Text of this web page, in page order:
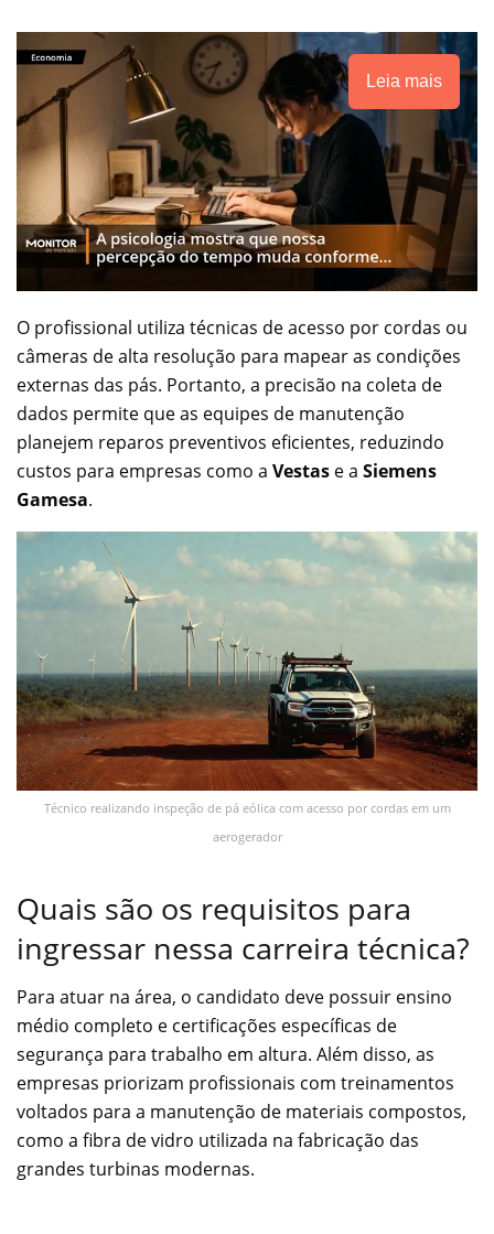
Leia mais
O profissional utiliza técnicas de acesso por cordas ou
câmeras de alta resolução para mapear as condições
externas das pás. Portanto, a precisão na coleta de
dados permite que as equipes de manutenção
planejem reparos preventivos eficientes, reduzindo
custos para empresas como a Vestas e a Siemens
Gamesa.
Técnico realizando inspeção de pá eólica com acesso por cordas em um
aerogerador
Quais são os requisitos para
ingressar nessa carreira técnica?
Para atuar na área, o candidato deve possuir ensino
médio completo e certificações específicas de
segurança para trabalho em altura. Além disso, as
empresas priorizam profissionais com treinamentos
voltados para a manutenção de materiais compostos,
como a fibra de vidro utilizada na fabricação das
grandes turbinas modernas.